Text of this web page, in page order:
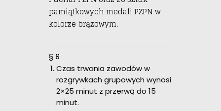
pamiątkowych medali PZPN w
kolorze brązowym.
§ 6
Czas trwania zawodów w
rozgrywkach grupowych wynosi
2×25 minut z przerwą do 15
minut.